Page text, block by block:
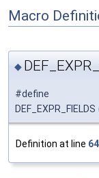
Macro
◆
#define
DEF_EXPR_FIELDS
Definition at line 64